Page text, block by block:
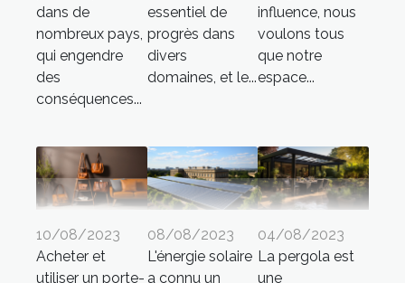
dans de
nombreux pays,
qui engendre
des
conséquences...
essentiel de
progrès dans
divers
domaines, et le...
influence, nous
voulons tous
que notre
espace...
10/08/2023
Acheter et
utiliser un porte-
08/08/2023
L'énergie solaire
a connu un
04/08/2023
La pergola est
une